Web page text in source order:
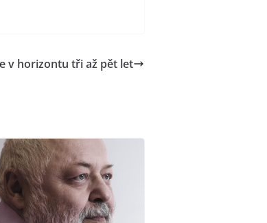
v horizontu tři až pět let